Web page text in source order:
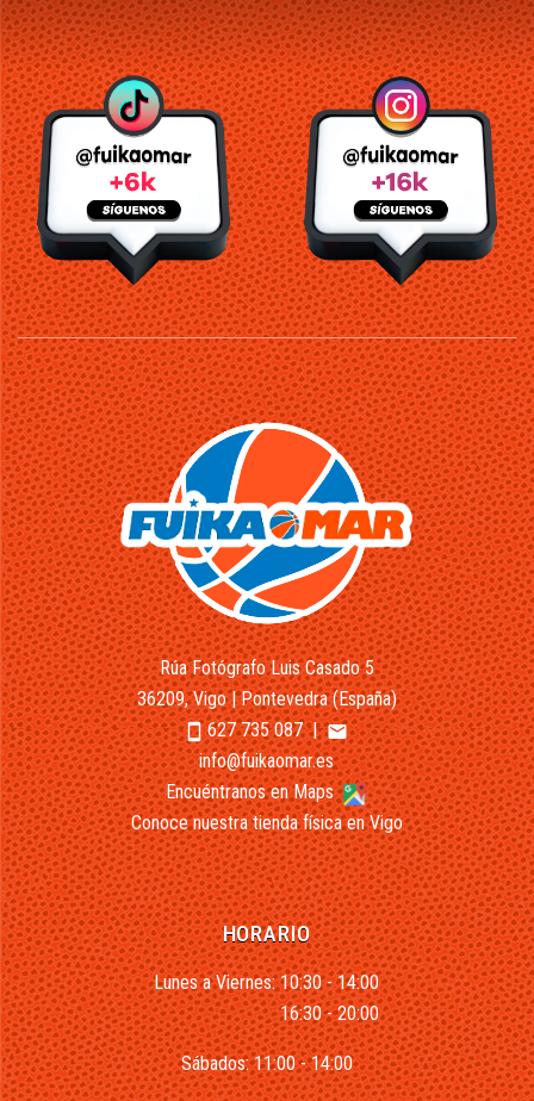
Rúa Fotógrafo Luis Casado 5
36209, Vigo | Pontevedra (España)
smartphone627 735 087|email
info@fuikaomar.es
Encuéntranos en Maps
Conoce nuestra tienda física en Vigo
HORARIO
Lunes a Viernes: 10:30 - 14:00
16:30 - 20:00
Sábados: 11:00 - 14:00